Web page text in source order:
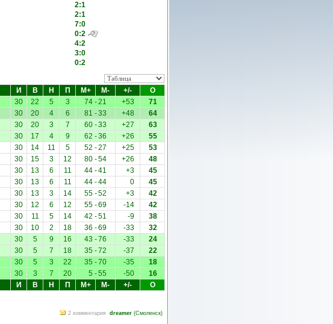
2:1
2:1
7:0
0:2
4:2
3:0
0:2
И В Н П М+ М- +/-
О
30 22 5 3 74 -21 +53
71
30 20 4 6 81 -33 +48
64
30 20 3 7 60 -33 +27
63
30 17 4 9 62 -36 +26
55
30 14 11 5 52 -27 +25
53
30 15 3 12 80 -54 +26
48
30 13 6 11 44 -41 +3
45
30 13 6 11 44 -44 0
45
30 13 3 14 55 -52 +3
42
30 12 6 12 55 -69 -14
42
30 11 5 14 42 -51 -9
38
30 10 2 18 36 -69 -33
32
30 5 9 16 43 -76 -33
24
30 5 7 18 35 -72 -37
22
30 5 3 22 35 -70 -35
18
30 3 7 20 5 -55 -50
16
И В Н П М+ М- +/- О
2 комментария dreamer (Смоленск)